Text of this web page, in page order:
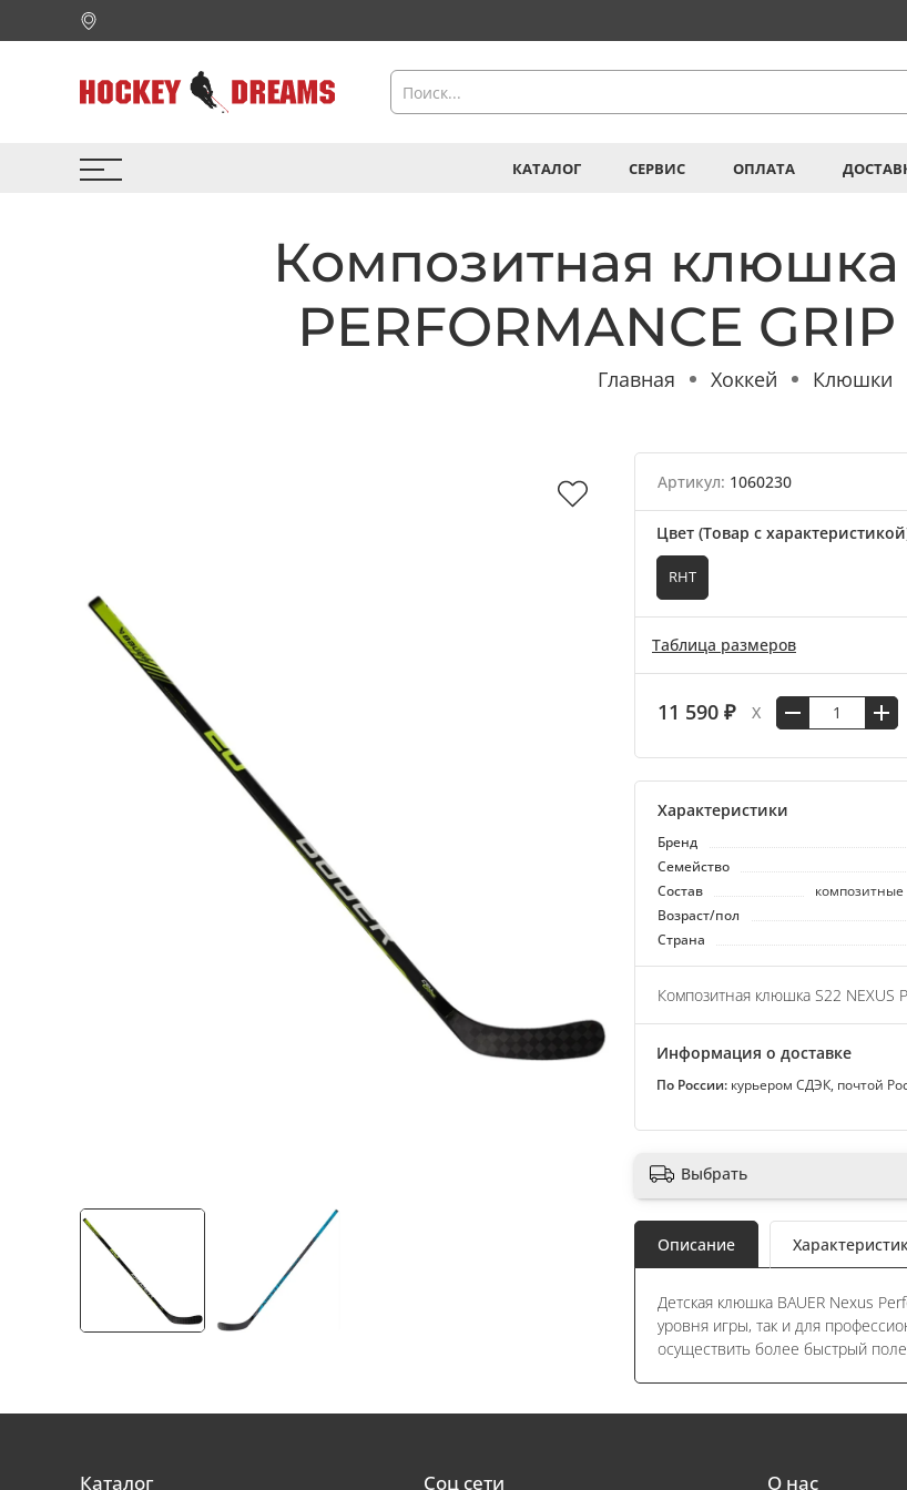
КАТАЛОГ СЕРВИС ОПЛАТА
Композитная клюшка
PERFORMANCE
Главная Хоккей Клюшки
Артикул: 1060230
Цвет (Товар с
RHT
Таблица размеров
11 590 ₽ X
Характеристики
Бренд
Семейство
Состав
Возраст/пол
Страна
Композитная клюшка S22 NEXUS
Информация о доставке
По России: курьером СДЭК, почтой
Выбрать
Описание
Детская клюшка BAUER Nexus
уровня игры, так и для
осуществить более быстрый
Каталог Соц сети О нас